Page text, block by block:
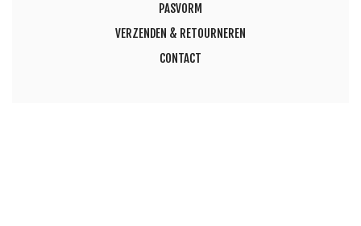
PASVORM
VERZENDEN & RETOURNEREN
CONTACT